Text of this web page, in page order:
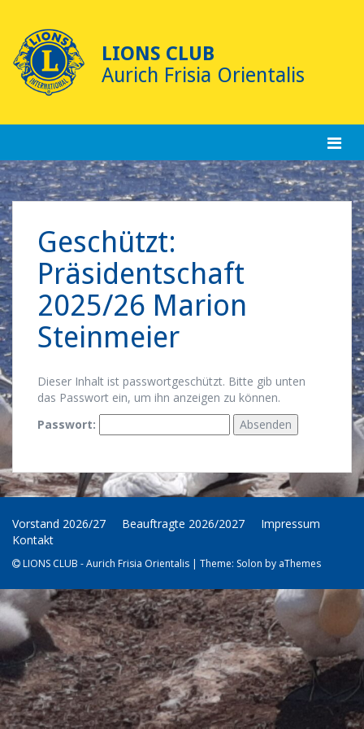
content
LIONS CLUB
Aurich Frisia Orientalis
Geschützt:
Präsidentschaft
2025/26 Marion
Steinmeier
Dieser Inhalt ist passwortgeschützt. Bitte gib unten
das Passwort ein, um ihn anzeigen zu können.
Passwort:
Vorstand 2026/27 Beauftragte 2026/2027
Impressum
Kontakt
LIONS CLUB - Aurich Frisia Orientalis | Theme: Solon by aThemes